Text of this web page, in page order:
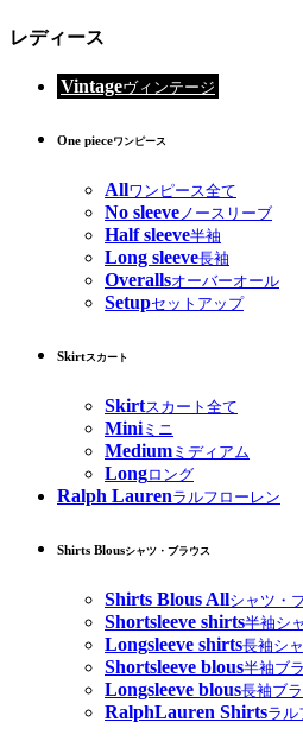
レディース
Vintageヴィンテージ
One pieceワンピース
Allワンピース全て
No sleeveノースリーブ
Half sleeve半袖
Long sleeve長袖
Overallsオーバーオール
Setupセットアップ
Skirtスカート
Skirtスカート全て
Miniミニ
Medium ミディアム
Longロング
Ralph Laurenラルフローレン
Shirts Blousシャツ・ブラウス
Shirts Blous Allシャツ・
Shortsleeve shirts半袖シ
Longsleeve shirts長袖シ
Shortsleeve blous半袖ブ
Longsleeve blous長袖ブ
RalphLauren Shirtsラル